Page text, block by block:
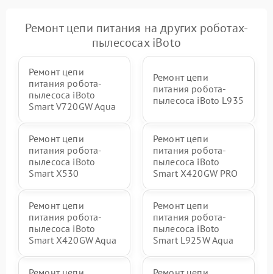
Ремонт цепи питания на других роботах-
пылесосах iBoto
Ремонт цепи
питания робота-
пылесоса iBoto
Smart V720GW Aqua
Ремонт цепи
питания робота-
пылесоса iBoto L935
Ремонт цепи
питания робота-
пылесоса iBoto
Smart X530
Ремонт цепи
питания робота-
пылесоса iBoto
Smart Х420GW PRO
Ремонт цепи
питания робота-
пылесоса iBoto
Smart Х420GW Aqua
Ремонт цепи
питания робота-
пылесоса iBoto
Smart L925W Aqua